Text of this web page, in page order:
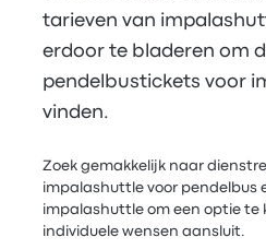
tarieven van
erdoor te bladeren om
pendelbustickets voor
vinden.
Zoek gemakkelijk naar
impalashuttle voor pendelbus
impalashuttle om een optie te
individuele wensen aansluit.